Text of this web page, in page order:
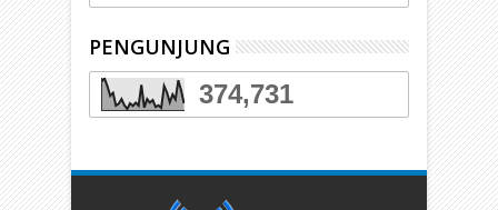
PENGUNJUNG
374,731